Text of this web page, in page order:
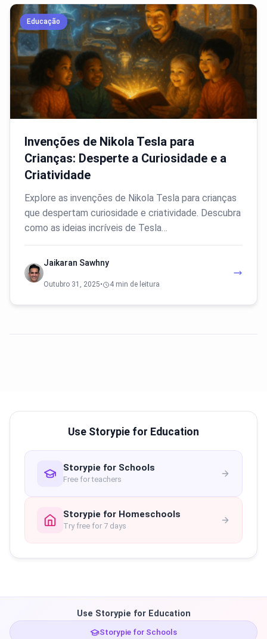
Educação
Invenções de Nikola Tesla para
Crianças: Desperte a Curiosidade e a
Criatividade
Explore as invenções de Nikola Tesla para crianças
que despertam curiosidade e criatividade. Descubra
como as ideias incríveis de Tesla…
Jaikaran Sawhny
Outubro 31, 2025• 4 min de leitura
Use Storypie for Education
Storypie for Schools
Free for teachers
Storypie for Homeschools
Try free for 7 days
Use Storypie for Education
Storypie for Schools